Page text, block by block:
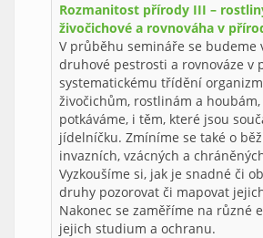
Rozmanitost přírody III –
živočichové a rovnováha v
V průběhu semináře se budeme
druhové pestrosti a rovnováze v
systematickému třídění
živočichům, rostlinám a
potkáváme, i těm, které jsou
jídelníčku. Zmíníme se také o
invazních, vzácných a
Vyzkoušíme si, jak je snadné či
druhy pozorovat či mapovat
Nakonec se zaměříme na různé
jejich studium a ochranu.